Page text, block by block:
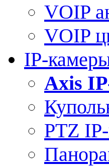
VOIP
VOIP
IP-
Axis
PTZ